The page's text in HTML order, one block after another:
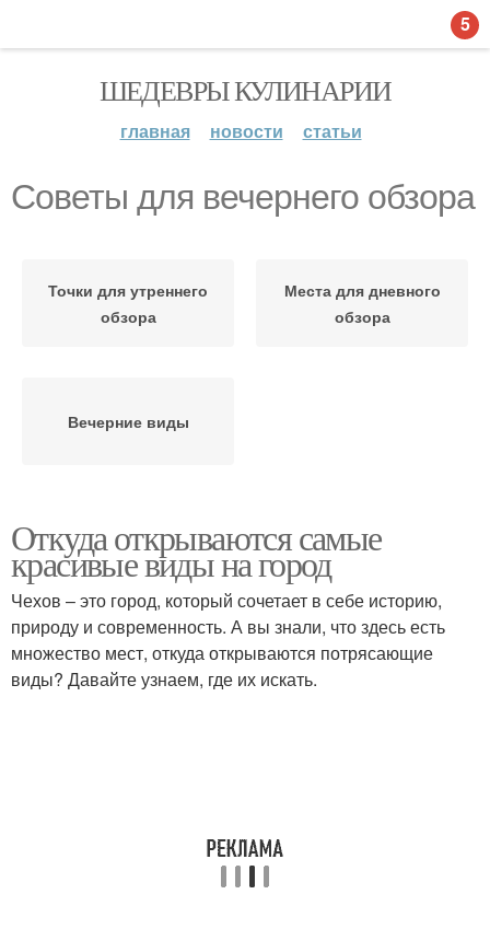
ШЕДЕВРЫ КУЛИНАРИИ
главная новости статьи
Советы для вечернего обзора
Точки для утреннего
обзора
Места для дневного
обзора
Вечерние виды
Откуда открываются самые
красивые виды на город
Чехов – это город, который сочетает в себе историю,
природу и современность. А вы знали, что здесь есть
множество мест, откуда открываются потрясающие
виды? Давайте узнаем, где их искать.
5